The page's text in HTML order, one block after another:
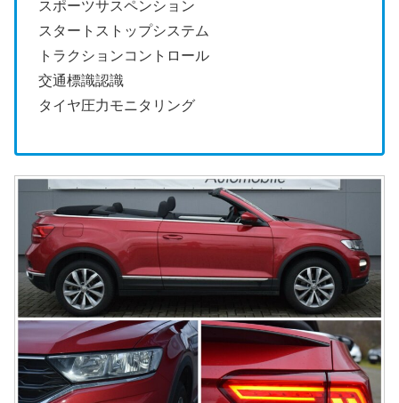
スポーツサスペンション
スタートストップシステム
トラクションコントロール
交通標識認識
タイヤ圧力モニタリング